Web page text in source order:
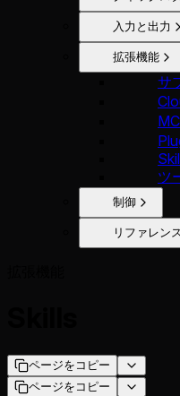
入力と出力
拡張機能
サ
ツ
制御
リファレンス
ページをコピー
ページをコピー